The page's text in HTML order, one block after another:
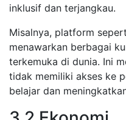
inklusif dan terjangkau.
Misalnya, platform
menawarkan berbagai
terkemuka di dunia. Ini
tidak memiliki akses ke
belajar dan